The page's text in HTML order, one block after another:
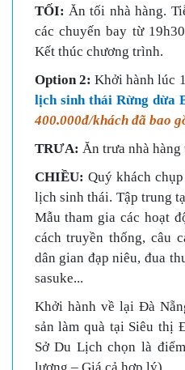
TỐI: Ăn tối nhà hàng.
các chuyến bay từ
Kết thúc chương trình.
Option 2: Khởi hành lúc
lịch sinh thái Rừng dừa
400.000đ/khách đã bao
TRƯA: Ăn trưa nhà hàng
CHIỀU: Quý khách
lịch sinh thái. Tập trung
Mẫu tham gia các hoạt
cách truyền thống, câu
dân gian đạp niêu, đua
sasuke...
Khởi hành về lại Đà
sản làm quà tại Siêu thị
Sở Du Lịch chọn là